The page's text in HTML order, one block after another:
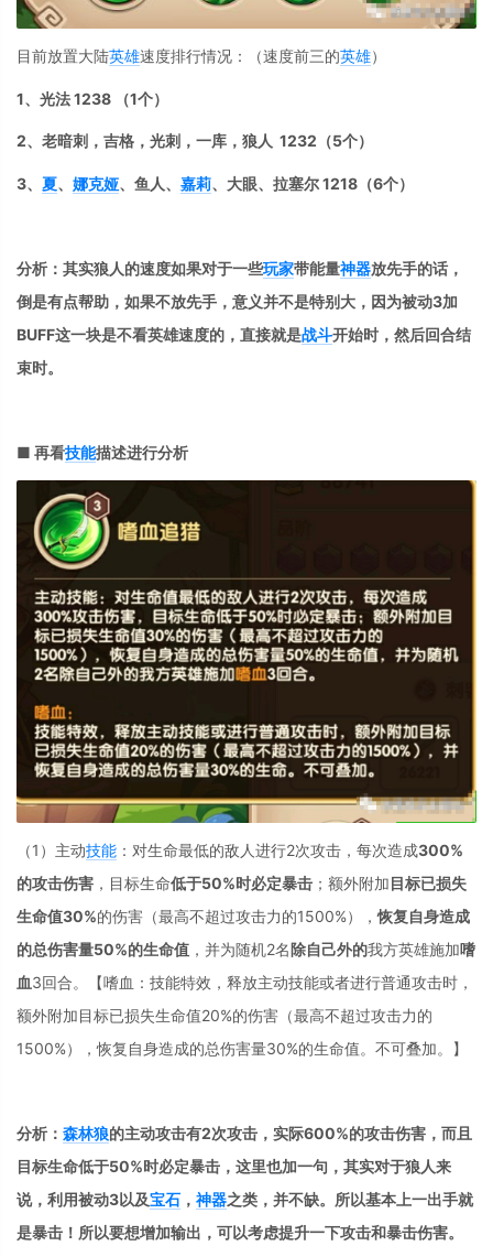
目前放置大陆英雄速度排行情况：（速度前三的英雄）
1、光法 1238 （1个）
2、老暗刺，吉格，光刺，一库， 狼人 1232（5个）
3、 夏、 娜克娅、鱼人、 嘉莉、大眼、拉塞尔 1218（6个）
分析：其实狼人的速度如果对于一些玩家带能量神器放先手的话，
倒是有点帮助，如果不放先手，意义并不是特别大，因为被动3加
BUFF这一块是不看英雄速度的，直接就是战斗开始时，然后回合结
束时。
■ 再看技能描述进行分析
（1）主动技能 ：对生命最低的敌人进行2次攻击，每次造成300%
的攻击伤害 ，目标生命低于50%时必定暴击 ；额外附加目标已损失
生命值30%的伤害（最高不超过攻击力的1500%），恢复自身造成
的总伤害量50%的生命值 ，并为随机2名除自己外的我方英雄施加嗜
血3回合。【嗜血：技能特效，释放主动技能或者进行普通攻击时，
额外附加目标已损失生命值20%的伤害（最高不超过攻击力的
1500%），恢复自身造成的总伤害量30%的生命值。不可叠加。】
分析： 森林狼的主动攻击有2次攻击，实际600%的攻击伤害 ，而且
目标生命低于50%时必定暴击，这里也加一句，其实对于狼人来
说，利用被动3以及宝石 ， 神器之类，并不缺。所以基本上一出手就
是暴击！所以要想增加输出，可以考虑提升一下攻击和暴击伤害。